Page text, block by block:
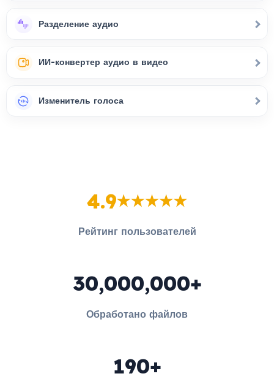
Разделение аудио
ИИ-конвертер аудио в видео
Изменитель голоса
4.9
Рейтинг пользователей
30,000,000+
Обработано файлов
190+